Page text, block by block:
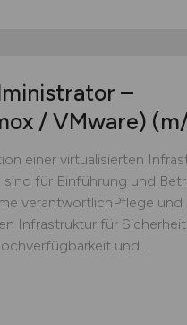
–
/ VMware)
einer virtualisierten
sind für Einführung und
verantwortlichPflege und
Infrastruktur für
und...